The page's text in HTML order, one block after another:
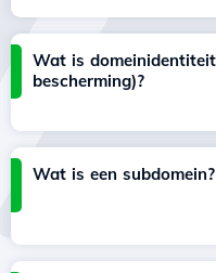
Wat is
bescherming)?
Wat is een subdomein?